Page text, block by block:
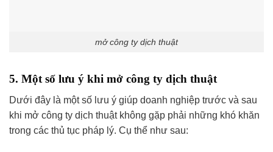
mở công ty dịch thuật
5. Một số lưu ý khi mở công ty dịch thuật
Dưới đây là một số lưu ý giúp doanh nghiệp trước và sau
khi mở công ty dịch thuật không gặp phải những khó khăn
trong các thủ tục pháp lý. Cụ thể như sau: